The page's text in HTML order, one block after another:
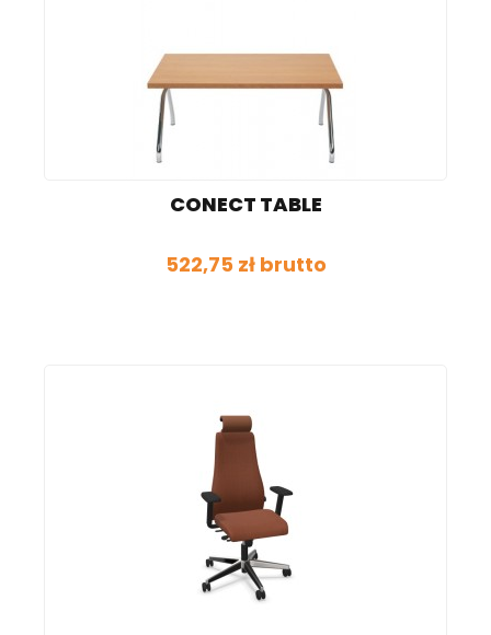
CONECT TABLE
522,75 zł brutto